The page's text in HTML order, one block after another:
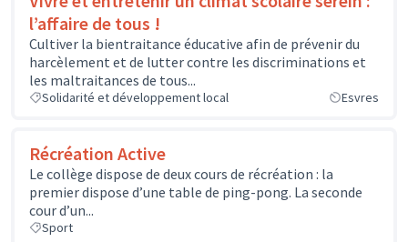
l’affaire de tous !
Cultiver la bientraitance éducative afin de prévenir du
harcèlement et de lutter contre les discriminations et
les maltraitances de tous...
Solidarité et développement local Esvres
Récréation Active
Le collège dispose de deux cours de récréation : la
premier dispose d’une table de ping-pong. La seconde
cour d’un...
Sport